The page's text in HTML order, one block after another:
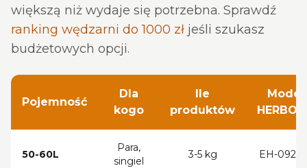
większą niż wydaje się potrzebna. Sprawdź
ranking wędzarni do 1000 zł jeśli szukasz
budżetowych opcji.
Pojemność
Dla
kogo
Ile
produktów
Model
50-60L
Para,
singiel
3-5 kg EH-